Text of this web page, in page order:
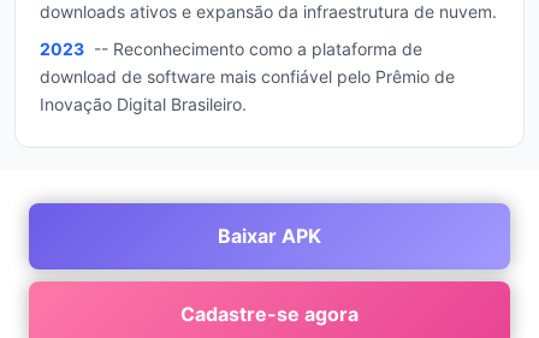
downloads ativos e expansão da infraestrutura de nuvem.
2023 -- Reconhecimento como a plataforma de
download de software mais confiável pelo Prêmio de
Inovação Digital Brasileiro.
Baixar APK
Cadastre-se agora